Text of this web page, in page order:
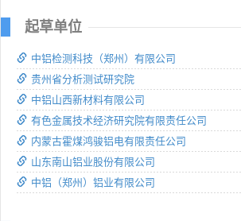
起草单位
中铝检测科技（郑州）有限公司
贵州省分析测试研究院
中铝山西新材料有限公司
有色金属技术经济研究院有限责任公司
内蒙古霍煤鸿骏铝电有限责任公司
山东南山铝业股份有限公司
中铝（郑州）铝业有限公司